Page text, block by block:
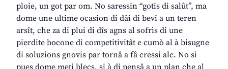
ploie, un got par om. No saressin “gotis di salût”, ma
dome une ultime ocasion di dâi di bevi a un teren
arsît, che za di plui di dîs agns al sofrìs di une
pierdite bocone di competitivitât e cumò al à bisugne
di soluzions gnovis par tornâ a fâ cressi alc. No si